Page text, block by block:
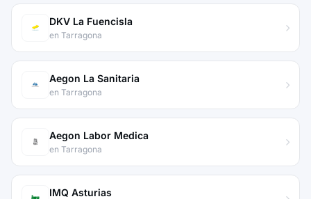
DKV La Fuencisla
en Tarragona
Aegon La Sanitaria
en Tarragona
Aegon Labor Medica
en Tarragona
IMQ Asturias